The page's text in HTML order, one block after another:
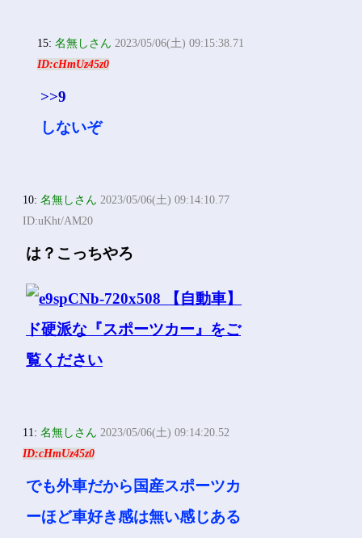
15:名無しさん 2023/05/06(土) 09:15:38.71
ID:cHmUz45z0
>>9
しないぞ
10:名無しさん 2023/05/06(土) 09:14:10.77
ID:uKht/AM20
は？こっちやろ
11:名無しさん 2023/05/06(土) 09:14:20.52
ID:cHmUz45z0
でも外車だから国産スポーツカ
ーほど車好き感は無い感じある